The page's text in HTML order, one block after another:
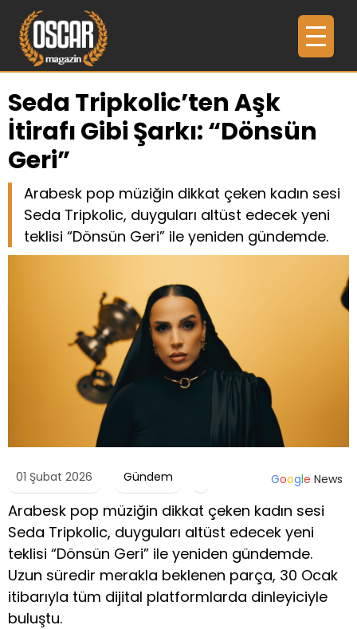
Seda Tripkolic’ten Aşk
İtirafı Gibi Şarkı: “Dönsün
Geri”
Arabesk pop müziğin dikkat çeken kadın sesi
Seda Tripkolic, duyguları altüst edecek yeni
teklisi “Dönsün Geri” ile yeniden gündemde.
01 Şubat 2026 Gündem Google News
Arabesk pop müziğin dikkat çeken kadın sesi
Seda Tripkolic, duyguları altüst edecek yeni
teklisi “Dönsün Geri” ile yeniden gündemde.
Uzun süredir merakla beklenen parça, 30 Ocak
itibarıyla tüm dijital platformlarda dinleyiciyle
buluştu.